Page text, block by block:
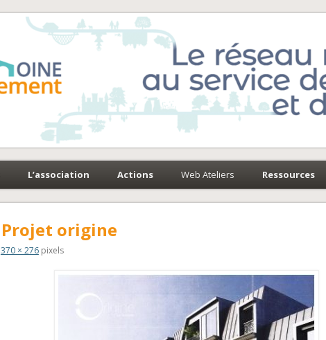
Environnement
L’association Actions Web Ateliers Ressources
origine
370 × 276pixels